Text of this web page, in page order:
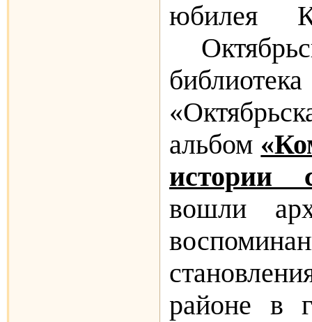
юбилея
альбом
истории
вошли
районе в